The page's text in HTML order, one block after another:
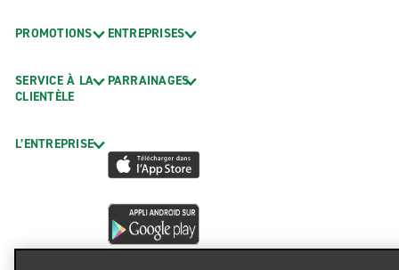
PROMOTIONS
SERVICE À LA
CLIENTÈLE
L’ENTREPRISE
ENTREPRISES
PARRAINAGES